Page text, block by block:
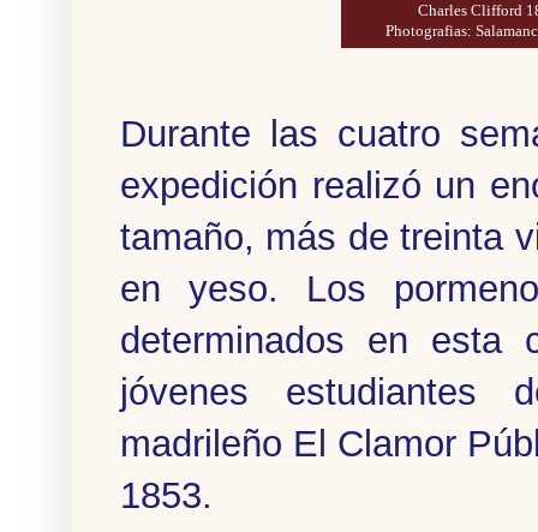
Charles Clifford
Photografias:
Durante las cuatro
expedición realizó un
tamaño, más de treinta
en yeso. Los
determinados en
jóvenes estudiantes
madrileño El Clamor
1853.